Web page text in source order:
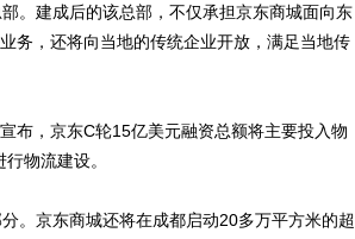
。建成后的该总部，不仅承担京东商城面向东
务，还将向当地的传统企业开放，满足当地传
，京东C轮15亿美元融资总额将主要投入物
物流建设。
京东商城还将在成都启动20多万平方米的超